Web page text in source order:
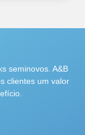
seminovos. A&B
clientes um valor